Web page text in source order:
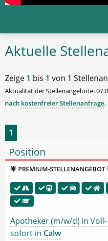
Aktuelle
Zeige 1 bis 1 von 1
Aktualität der Stellenangebote:
nach kostenfreier Stellenanfrage.
1
Position
🌟 PREMIUM-STELLENANGEBOT
Apotheker (m/w/d) in
sofort in Calw